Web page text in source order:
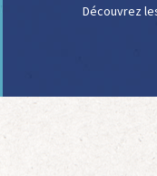
Découvrez